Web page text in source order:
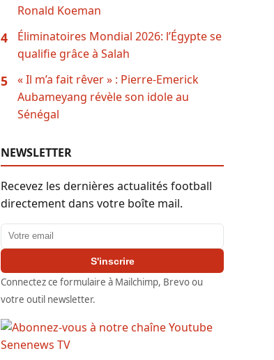
Ronald Koeman
4
Éliminatoires Mondial 2026: l’Égypte se
qualifie grâce à Salah
5
« Il m’a fait rêver » : Pierre-Emerick
Aubameyang révèle son idole au
Sénégal
NEWSLETTER
Recevez les dernières actualités football
directement dans votre boîte mail.
Adresse email
S'inscrire
Connectez ce formulaire à Mailchimp, Brevo ou
votre outil newsletter.